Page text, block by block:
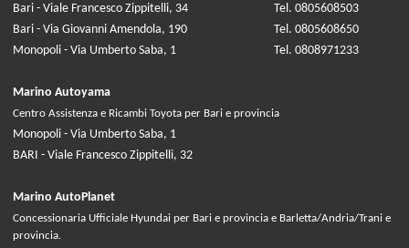
Bari - Viale Francesco Zippitelli, 34
Tel. 0805608503
Bari - Via Giovanni Amendola, 190
Tel. 0805608650
Monopoli - Via Umberto Saba, 1
Tel. 0808971233
Marino Autoyama
Centro Assistenza e Ricambi Toyota per Bari e provincia
Monopoli - Via Umberto Saba, 1
BARI - Viale Francesco Zippitelli, 32
Marino AutoPlanet
Concessionaria Ufficiale Hyundai per Bari e provincia e Barletta/Andria/Trani e
provincia.